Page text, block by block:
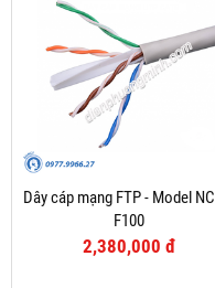
Dây cáp mạng FTP - Model
F100
2,380,000 đ